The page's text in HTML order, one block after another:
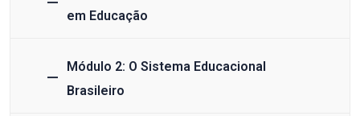
em Educação
Módulo 2: O Sistema Educacional
Brasileiro